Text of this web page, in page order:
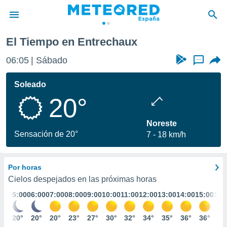
de
por
que se
calidad.
a este
las
y
forma
digital
basada
El Tiempo en Entrechaux
06:05 Sábado ...
Soleado
20°
Sensación de 20°
Noreste
7
18 km/h
Por horas
Cielos despejados en las próximas horas
05:00
20°
06:00
20°
07:00
20°
08:00
23°
09:00
27°
10:00
30°
11:00
32°
12:00
34°
13:00
35°
14:00
36°
15:00
36°